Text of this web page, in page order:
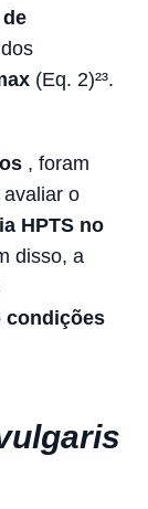
(Eq. 2)²³.
, foram
avaliar o
HPTS no
disso, a
condições